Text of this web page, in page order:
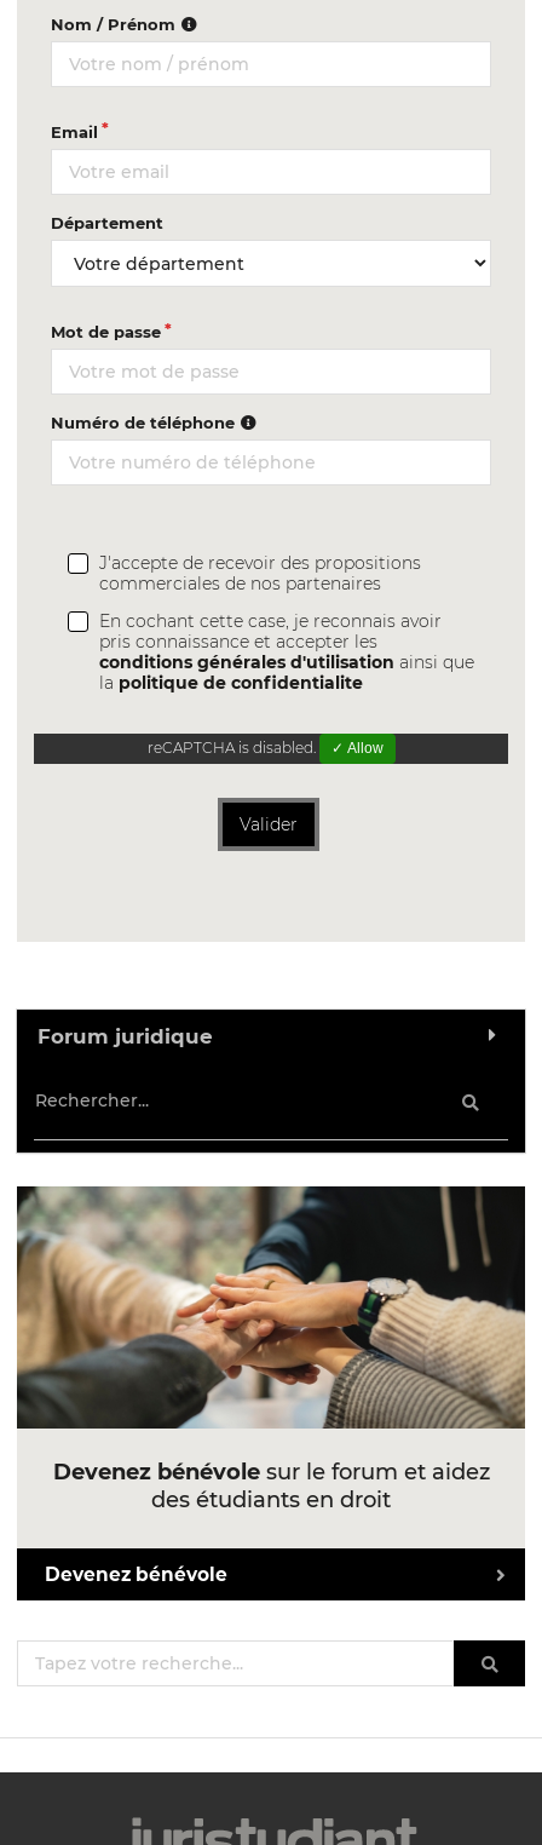
Nom / Prénom
Email
Département
Mot de passe
Numéro de téléphone
J'accepte de recevoir des propositions
commerciales de nos partenaires
En cochant cette case, je reconnais avoir
pris connaissance et accepter les
conditions générales d'utilisation ainsi que
la politique de confidentialite
reCAPTCHA is disabled. ✓ Allow
Valider
Forum juridique
Devenez bénévolesur le forum et aidez
des étudiants en droit
Devenez bénévole